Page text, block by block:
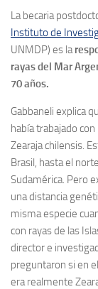
La becaria
Instituto de
UNMDP) es la
rayas del Mar
70 años.
Gabbaneli explica
había trabajado
Zearaja chilensis.
Brasil, hasta el
Sudamérica. Pero
una distancia
misma especie
con rayas de las
director e
preguntaron si en
era realmente